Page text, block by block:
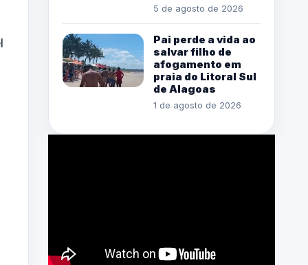
5 de agosto de 2026
Pai perde a vida ao
salvar filho de
afogamento em
praia do Litoral Sul
de Alagoas
1 de agosto de 2026